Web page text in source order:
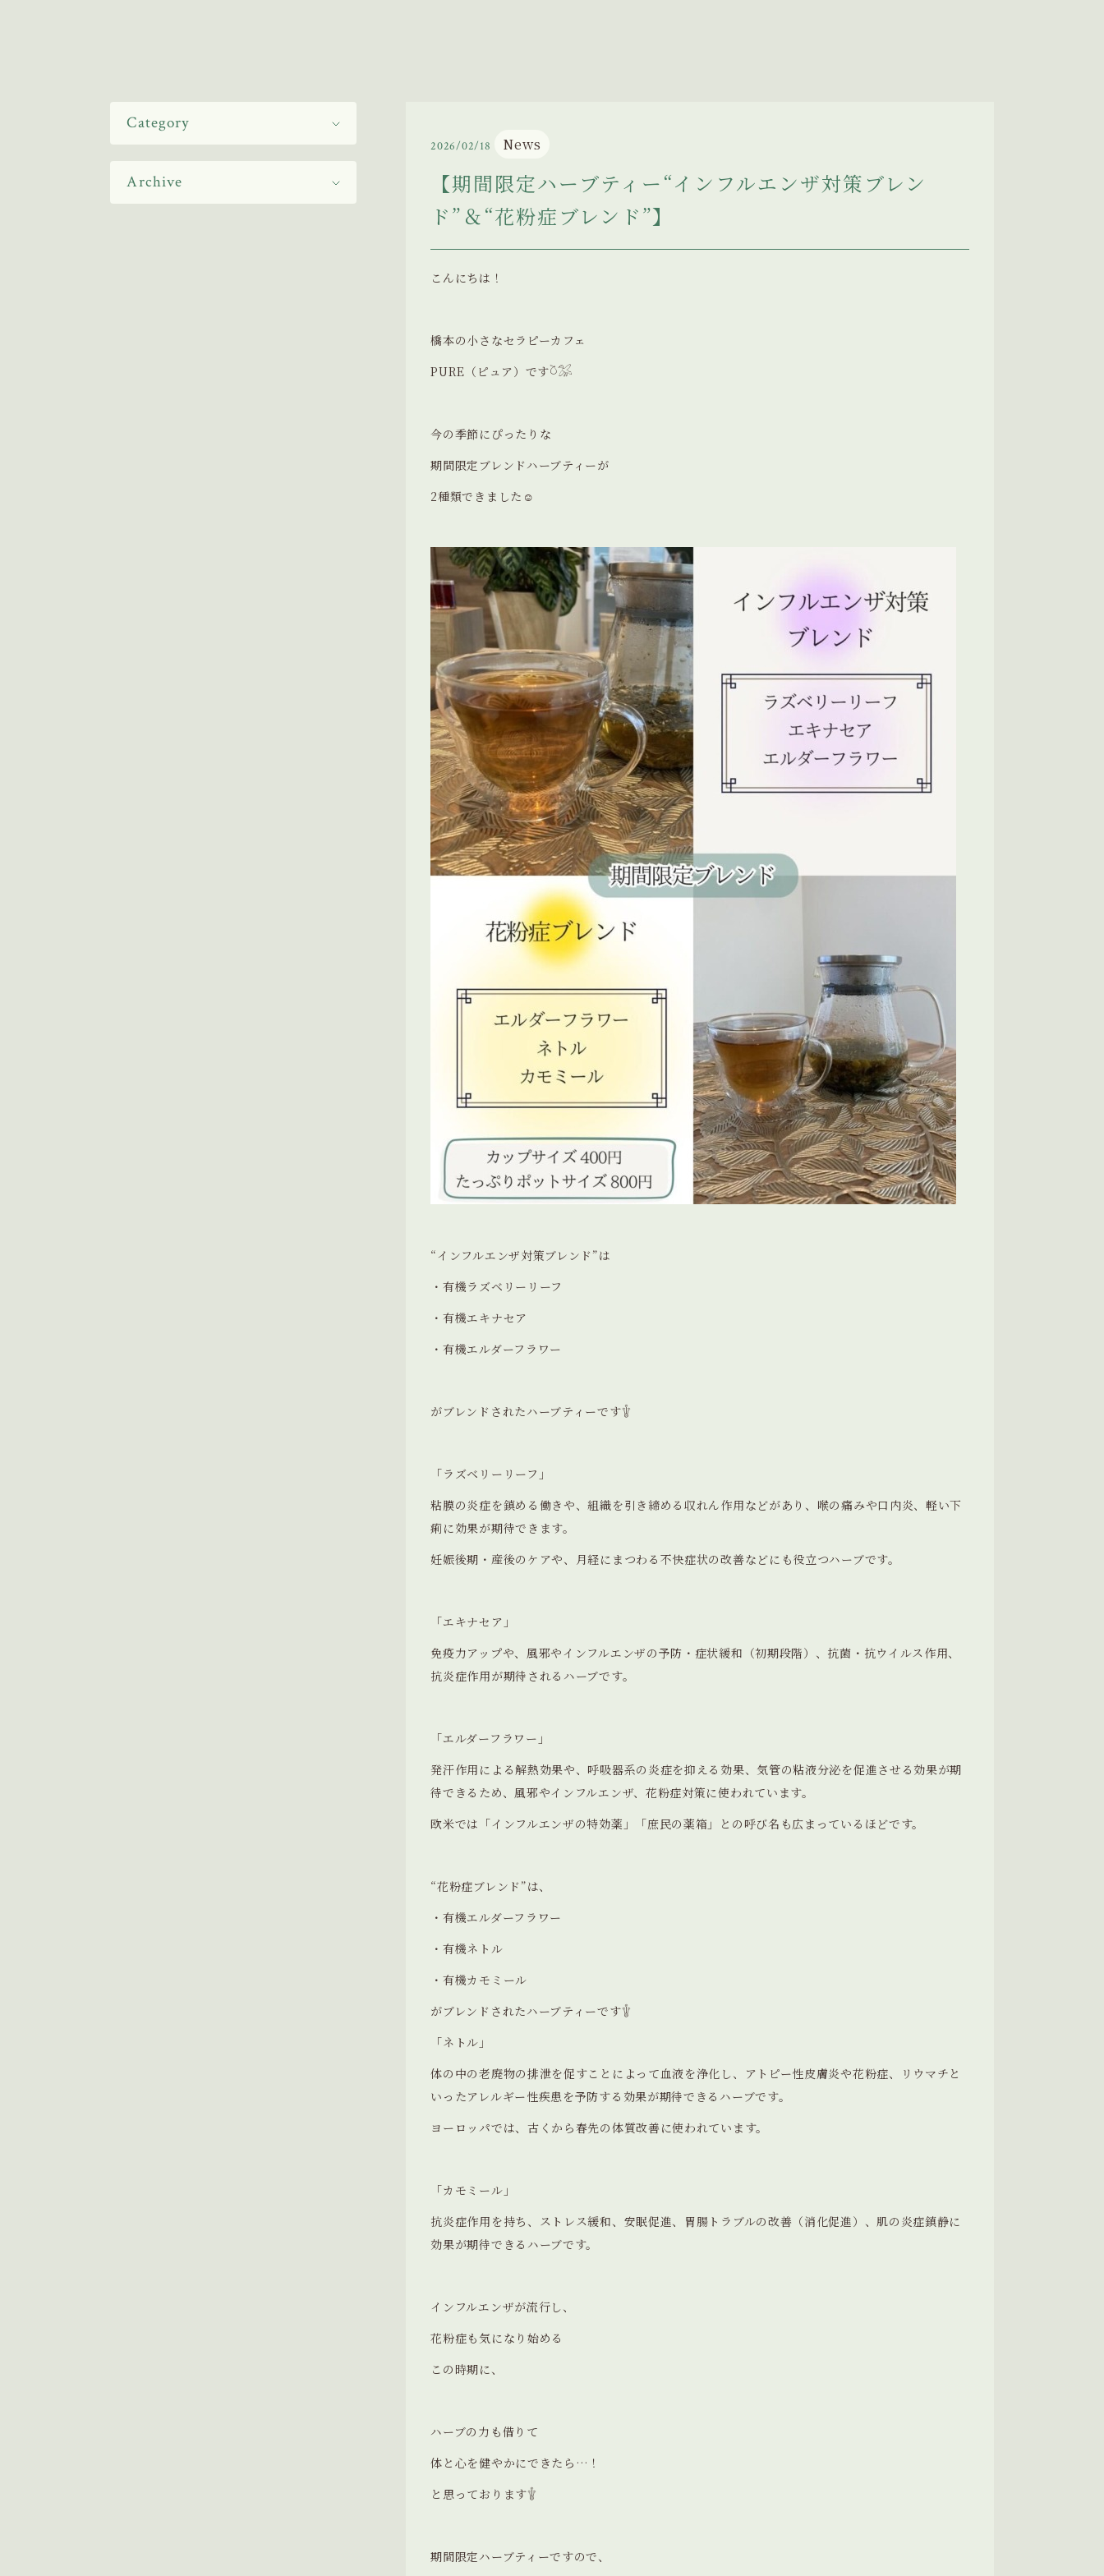
2026/02/18 News
【期間限定ハーブティー“インフルエンザ対策ブレン
ド”＆“花粉症ブレンド”】
こんにちは！
橋本の小さなセラピーカフェ
PURE（ピュア）です𓎤𓅮
今の季節にぴったりな
期間限定ブレンドハーブティーが
2種類できました☺︎
“インフルエンザ対策ブレンド”は
・有機ラズベリーリーフ
・有機エキナセア
・有機エルダーフラワー
がブレンドされたハーブティーです𓇚
「ラズベリーリーフ」
粘膜の炎症を鎮める働きや、組織を引き締める収れん作用などがあり、喉の痛みや口内炎、軽い下
痢に効果が期待できます。
妊娠後期・産後のケアや、月経にまつわる不快症状の改善などにも役立つハーブです。
「エキナセア」
免疫力アップや、風邪やインフルエンザの予防・症状緩和（初期段階）、抗菌・抗ウイルス作用、
抗炎症作用が期待されるハーブです。
「エルダーフラワー」
発汗作用による解熱効果や、呼吸器系の炎症を抑える効果、気管の粘液分泌を促進させる効果が期
待できるため、風邪やインフルエンザ、花粉症対策に使われています。
欧米では「インフルエンザの特効薬」「庶民の薬箱」との呼び名も広まっているほどです。
“花粉症ブレンド”は、
・有機エルダーフラワー
・有機ネトル
・有機カモミール
がブレンドされたハーブティーです𓇚
「ネトル」
体の中の老廃物の排泄を促すことによって血液を浄化し、アトピー性皮膚炎や花粉症、リウマチと
いったアレルギー性疾患を予防する効果が期待できるハーブです。
ヨーロッパでは、古くから春先の体質改善に使われています。
「カモミール」
抗炎症作用を持ち、ストレス緩和、安眠促進、胃腸トラブルの改善（消化促進）、肌の炎症鎮静に
効果が期待できるハーブです。
インフルエンザが流行し、
花粉症も気になり始める
この時期に、
ハーブの力も借りて
体と心を健やかにできたら…！
と思っております𓇚
期間限定ハーブティーですので、
Category
Archive